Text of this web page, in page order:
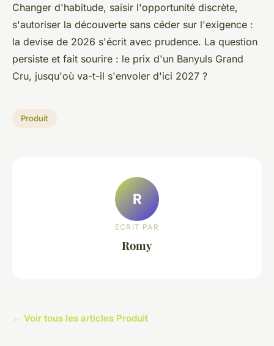
Changer d'habitude, saisir l'opportunité discrète,
s'autoriser la découverte sans céder sur l'exigence :
la devise de 2026 s'écrit avec prudence. La question
persiste et fait sourire : le prix d'un Banyuls Grand
Cru, jusqu'où va-t-il s'envoler d'ici 2027 ?
Produit
R
ECRIT PAR
Romy
← Voir tous les articles Produit